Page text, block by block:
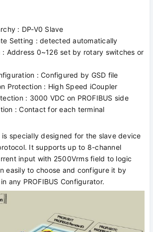
: DP-V0 Slave
Setting : detected automatically
: Address 0~126 set by rotary switches or
: Configured by GSD file
Protection : High Speed iCoupler
: 3000 VDC on PROFIBUS side
: Contact for each terminal
is specially designed for the slave device
It supports up to 8-channel
input with 2500Vrms field to logic
easily to choose and configure it by
any PROFIBUS Configurator.